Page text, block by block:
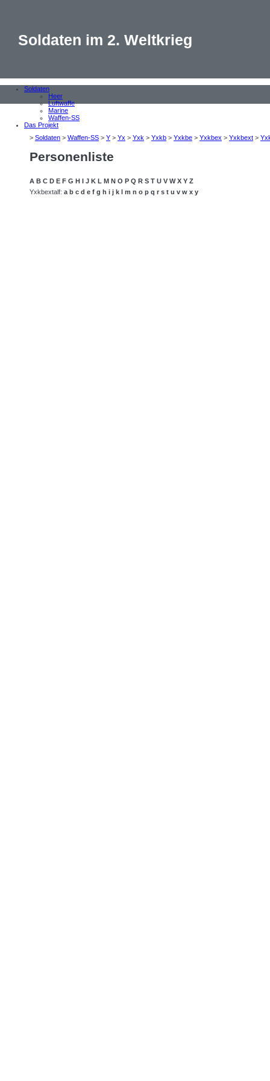
Soldaten im 2. Weltkrieg
Soldaten
Heer
Luftwaffe
Marine
Waffen-SS
Das Projekt
> Soldaten > Waffen-SS > Y > Yx > Yxk > Yxkb > Yxkbe > Yxkbex > Yxkbext >
Personenliste
A B C D E F G H J K L M N O P Q R S T U V W X Y Z
Yxkbextalf: a b c d e f g h i j k l m n o p q r s t u v w x y